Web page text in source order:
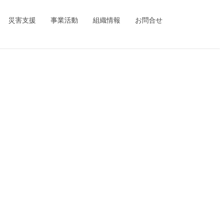
single.php on line1
災害支援 事業活動 組織情報 お問合せ